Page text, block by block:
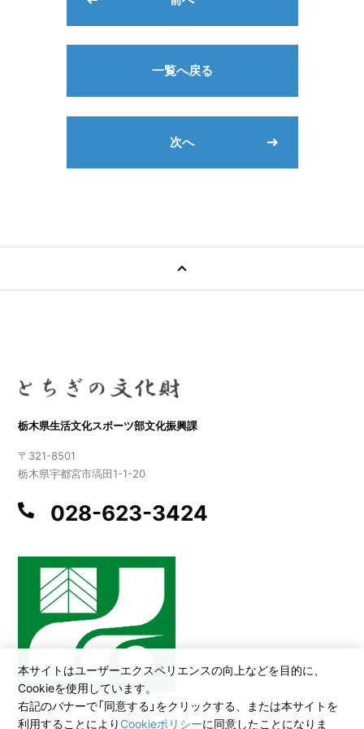
本サイトはユーザーエクスペリエンスの向上などを目的に、
Cookieを使用しています。
右記のバナーで「同意する」をクリックする、または本サイトを
利用することによりCookieポリシーに同意したことになりま
一覧へ戻る
次へ
栃木県生活文化スポーツ部文化振興課
〒321-8501
栃木県宇都宮市塙田1-1-20
028-623-3424
©2026 All Rights Reserved,Copyright(C)2005.Tochigi Prefecture